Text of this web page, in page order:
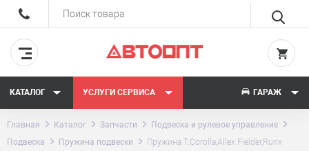
КАТАЛОГ УСЛУГИ СЕРВИСА ГАРАЖ
Главная Каталог Запчасти
Подвеска и рулевое управление
Подвеска
Пружина подвески
Пружина T.Corolla,Allex.Fielder,Runx